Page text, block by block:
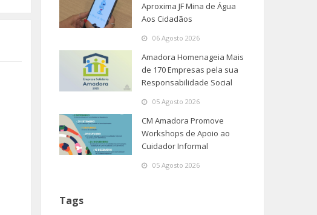
Aproxima JF Mina de Água
Aos Cidadãos
06 Agosto 2026
Amadora Homenageia Mais
de 170 Empresas pela sua
Responsabilidade Social
05 Agosto 2026
CM Amadora Promove
Workshops de Apoio ao
Cuidador Informal
05 Agosto 2026
Tags